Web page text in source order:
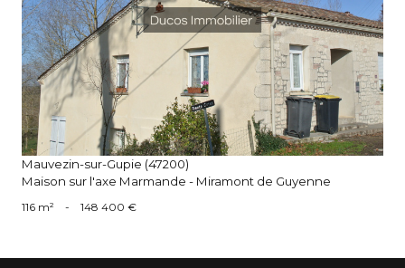
voir le bien
Mauvezin-sur-Gupie (47200)
Maison sur l'axe Marmande - Miramont de Guyenne
116 m² - 148 400 €